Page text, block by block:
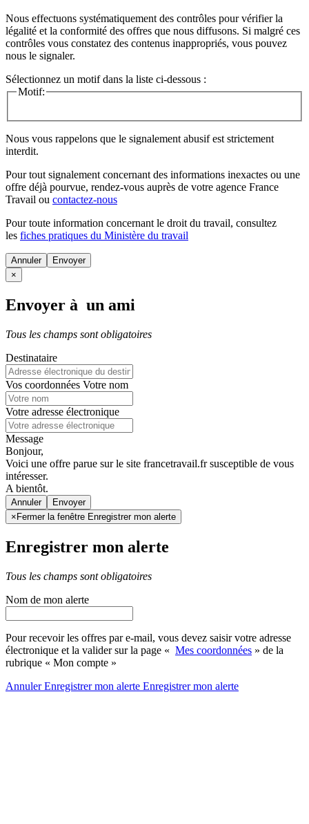
Nous effectuons systématiquement des contrôles pour vérifier la
légalité et la conformité des offres que nous diffusons. Si malgré ces
contrôles vous constatez des contenus inappropriés, vous pouvez
nous le signaler.
Sélectionnez un motif dans la liste ci-dessous :
Motif:
Nous vous rappelons que le signalement abusif est strictement
interdit.
Pour tout signalement concernant des informations inexactes ou une
offre déjà pourvue, rendez-vous auprès de votre agence France
Travail ou contactez-nous
Pour toute information concernant le droit du travail, consultez
les fiches pratiques du Ministère du travail
Annuler
×
Envoyer à un ami
Tous les champs sont obligatoires
Destinataire
Vos coordonnées Votre nom
Votre adresse électronique
Message
Bonjour,
Voici une offre parue sur le site francetravail.fr susceptible de vous
intéresser.
A bientôt.
Annuler
× Fermer la fenêtre Enregistrer mon alerte
Enregistrer mon alerte
Tous les champs sont obligatoires
Nom de mon alerte
Pour recevoir les offres par e-mail, vous devez saisir votre adresse
électronique et la valider sur la page « Mes coordonnées » de la
rubrique « Mon compte »
AnnulerEnregistrer mon alerte Enregistrermon alerte